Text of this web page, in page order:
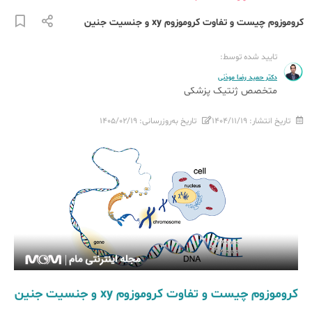
کروموزوم چیست و تفاوت کروموزوم xy و جنسیت جنین
تایید شده توسط:
دکتر حمید رضا موذنی
متخصص ژنتیک پزشکی
تاریخ انتشار: ۱۴۰۴/۱۱/۱۹ تاریخ به‌روزرسانی: ۱۴۰۵/۰۲/۱۹
کروموزوم چیست و تفاوت کروموزوم xy و جنسیت جنین